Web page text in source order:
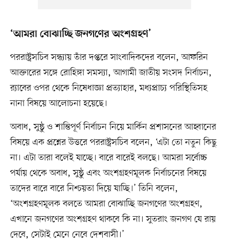
‘আমরা বোঝাচ্ছি জনগণের অংশগ্রহণ’
পররাষ্ট্রসচিব সন্ধ্যায় তাঁর দপ্তরে সাংবাদিকদের বলেন, আফরিন
আক্তারের সঙ্গে রোহিঙ্গা সমস্যা, আগামী জাতীয় সংসদ নির্বাচন,
র‍্যাবের ওপর থেকে নিষেধাজ্ঞা প্রত্যাহার, মধ্যপ্রাচ্য পরিস্থিতিসহ
নানা বিষয়ে আলোচনা হয়েছে।
অবাধ, সুষ্ঠু ও শান্তিপূর্ণ নির্বাচন নিয়ে মার্কিন প্রশাসনের আহ্বানের
বিষয়ে এক প্রশ্নের উত্তরে পররাষ্ট্রসচিব বলেন, ‘এটা তো নতুন কিছু
না। এটা তারা বলেই যাচ্ছে। বারে বারেই বলছে। আমরা সর্বোচ্চ
পর্যায় থেকে অবাধ, সুষ্ঠু এবং অংশগ্রহণমূলক নির্বাচনের বিষয়ে
তাদের বারে বারে নিশ্চয়তা দিয়ে যাচ্ছি।’ তিনি বলেন,
‘অংশগ্রহণমূলক বলতে আমরা বোঝাচ্ছি জনগণের অংশগ্রহণ,
এখানে জনগণের অংশগ্রহণ থাকবে কি না। সুতরাং জনগণ যে রায়
দেবে, সেটাই মেনে নেবে দেশবাসী।’